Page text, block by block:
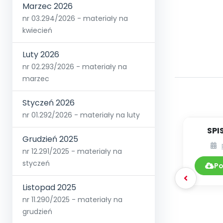
Marzec 2026
nr 03.294/2026 - materiały na
kwiecień
Luty 2026
nr 02.293/2026 - materiały na
marzec
Styczeń 2026
nr 01.292/2026 - materiały na luty
Grudzień 2025
nr 12.291/2025 - materiały na
styczeń
Listopad 2025
nr 11.290/2025 - materiały na
grudzień